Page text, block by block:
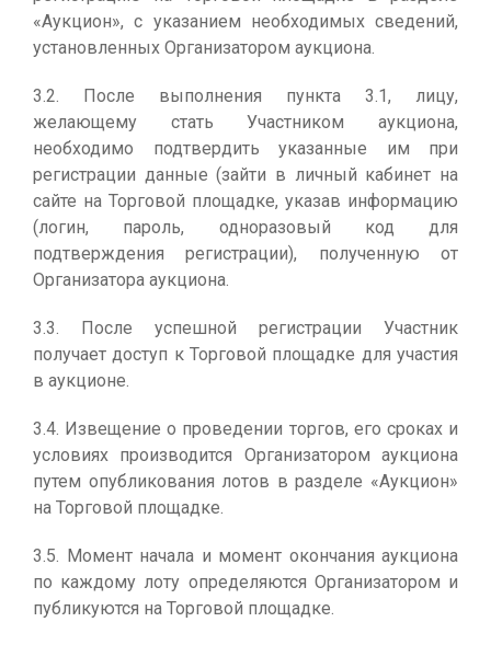
«Аукцион», с указанием необходимых сведений,
установленных Организатором аукциона.
3.2. После выполнения пункта 3.1, лицу,
желающему стать Участником аукциона,
необходимо подтвердить указанные им при
регистрации данные (зайти в личный кабинет на
сайте на Торговой площадке, указав информацию
(логин, пароль, одноразовый код для
подтверждения регистрации), полученную от
Организатора аукциона.
3.3. После успешной регистрации Участник
получает доступ к Торговой площадке для участия
в аукционе.
3.4. Извещение о проведении торгов, его сроках и
условиях производится Организатором аукциона
путем опубликования лотов в разделе «Аукцион»
на Торговой площадке.
3.5. Момент начала и момент окончания аукциона
по каждому лоту определяются Организатором и
публикуются на Торговой площадке.